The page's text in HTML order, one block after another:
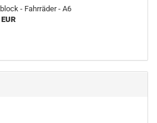
- Fahrräder - A6